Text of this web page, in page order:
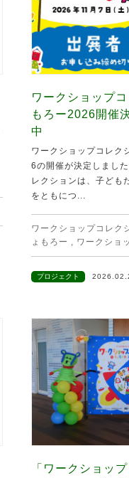
ワークショップ
もろー2026開催
中
ワークショップコレク
6の開催が決定しまし
レクションは、子ども
をともにつ...
ワークショップコレク
ょもろー , ワークショ
プロジェクト
「ワークショッ